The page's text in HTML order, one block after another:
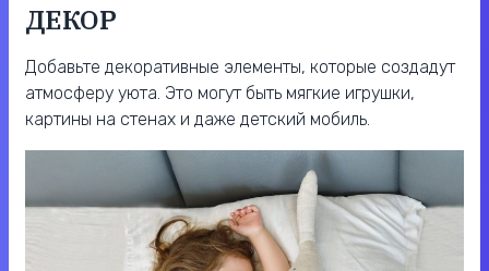
ДЕКОР
Добавьте декоративные элементы, которые создадут
атмосферу уюта. Это могут быть мягкие игрушки,
картины на стенах и даже детский мобиль.